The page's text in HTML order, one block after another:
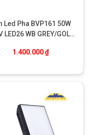
trong dải điện áp rộng
Led Pha BVP161 50W
LED26 WB GREY/GOLD
1.400.000₫